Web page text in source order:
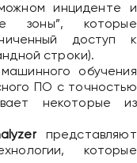
инциденте и
зоны”, которые
доступ к
строки).
обучения
ПО с точностью
некоторые из
представляют
которые